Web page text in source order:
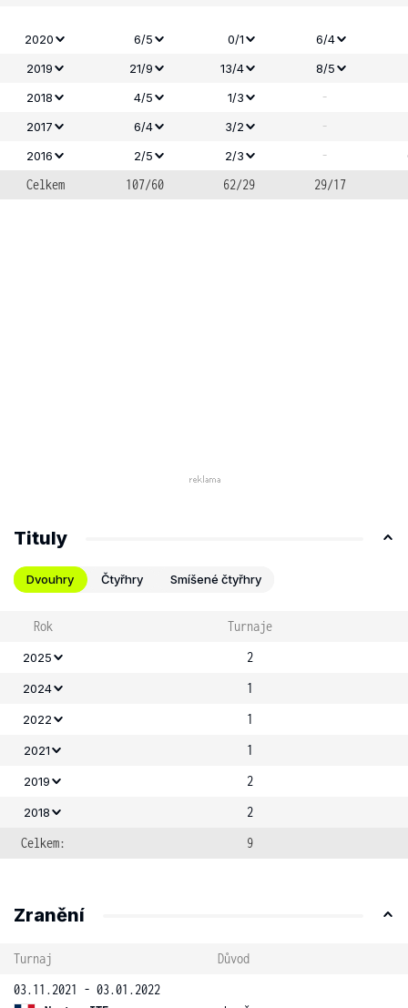
2020 6/5 0/1
6/4
2019
21/9 13/4
8/5
2018
4/5 1/3 -
2017
6/4 3/2 -
2016
2/5 2/3 -
Celkem 107/60 62/29 29/17
Tituly
Dvouhry Čtyřhry Smíšené čtyřhry
Rok Turnaje
2025 2
2024 1
2022 1
2021 1
2019 2
2018
2
Celkem:
9
Zranění
Turnaj
Důvod
03.11.2021 - 03.01.2022